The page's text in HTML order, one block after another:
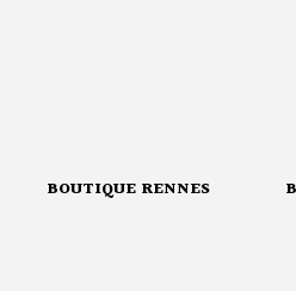
BOUTIQUE RENNES